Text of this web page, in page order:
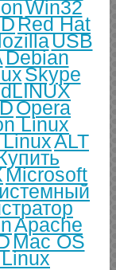
Win32
Red Hat
USB
Debian
Skype
Opera
Linux
ALT
Microsoft
Apache
Mac OS